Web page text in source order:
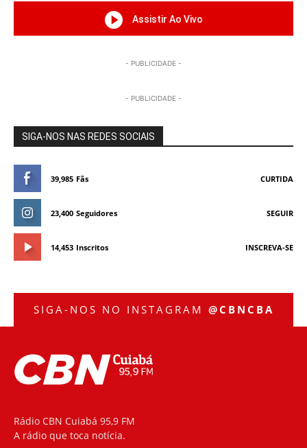
Assistir Ao Vivo
- PUBLICIDADE -
- PUBLICIDADE -
SIGA-NOS NAS REDES SOCIAIS
39,985 Fãs CURTIDA
23,400 Seguidores SEGUIR
14,453 Inscritos INSCREVA-SE
SIGA-NOS NO INSTAGRAM @CBNCBA
Rádio CBN Cuiabá 95,9 FM
A rádio que toca notícia.